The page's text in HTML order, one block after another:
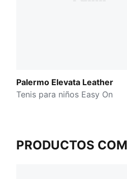
Palermo Elevata Leather
Tenis para niños Easy On
PRODUCTOS